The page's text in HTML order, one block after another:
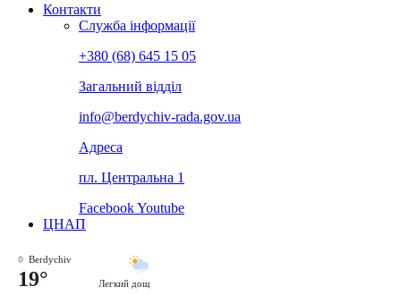
Контакти
Служба інформації
+380 (68) 645 15 05
Загальний відділ
info@berdychiv-rada.gov.ua
Адреса
пл. Центральна 1
FacebookYoutube
ЦНАП
Berdychiv
19° Легкий дощ